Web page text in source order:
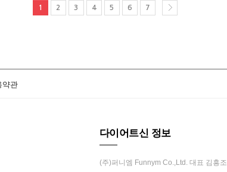
1 2 3 4 5 6 7
약관
다이어트신 정보
(주)퍼니엠 Funnym Co.,Ltd. 대표 김흥조